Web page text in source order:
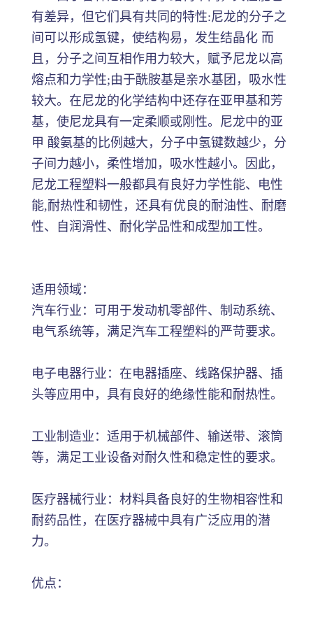
有差异，但它们具有共同的特性:尼龙的分子之
间可以形成氢键，使结构易，发生结晶化 而
且，分子之间互相作用力较大，赋予尼龙以高
熔点和力学性;由于酰胺基是亲水基团，吸水性
较大。在尼龙的化学结构中还存在亚甲基和芳
基，使尼龙具有一定柔顺或刚性。尼龙中的亚
甲 酸氨基的比例越大，分子中氢键数越少，分
子间力越小，柔性增加，吸水性越小。因此，
尼龙工程塑料一般都具有良好力学性能、电性
能,耐热性和韧性，还具有优良的耐油性、耐磨
性、自润滑性、耐化学品性和成型加工性。
适用领域：
汽车行业：可用于发动机零部件、制动系统、
电气系统等，满足汽车工程塑料的严苛要求。
电子电器行业：在电器插座、线路保护器、插
头等应用中，具有良好的绝缘性能和耐热性。
工业制造业：适用于机械部件、输送带、滚筒
等，满足工业设备对耐久性和稳定性的要求。
医疗器械行业：材料具备良好的生物相容性和
耐药品性，在医疗器械中具有广泛应用的潜
力。
优点：